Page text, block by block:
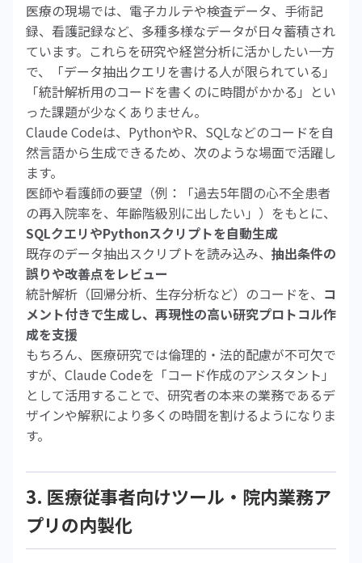
医療の現場では、電子カルテや検査データ、手術記
録、看護記録など、多種多様なデータが日々蓄積され
ています。これらを研究や経営分析に活かしたい一方
で、「データ抽出クエリを書ける人が限られている」
「統計解析用のコードを書くのに時間がかかる」とい
った課題が少なくありません。
Claude Codeは、PythonやR、SQLなどのコードを自
然言語から生成できるため、次のような場面で活躍し
ます。
医師や看護師の要望（例：「過去5年間の心不全患者
の再入院率を、年齢階級別に出したい」）をもとに、
SQLクエリやPythonスクリプトを自動生成
既存のデータ抽出スクリプトを読み込み、 抽出条件の
誤りや改善点をレビュー
統計解析（回帰分析、生存分析など）のコードを、 コ
メント付きで生成し、再現性の高い研究プロトコル作
成を支援
もちろん、医療研究では倫理的・法的配慮が不可欠で
すが、Claude Codeを「コード作成のアシスタント」
として活用することで、研究者の本来の業務であるデ
ザインや解釈により多くの時間を割けるようになりま
す。
3. 医療従事者向けツール・院内業務ア
プリの内製化